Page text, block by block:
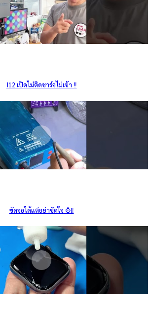
I12 เปิดไม่ติดชาร์จไม่เข้า ‼️
ขัดจอได้แต่อย่าขัดใจ ⌚️‼️